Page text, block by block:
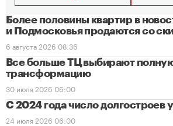
Более половины квартир в
и Подмосковья продаются со
6 августа 2026 08:36
Все больше ТЦ выбирают
трансформацию
30 июля 2026 06:00
С 2024 года число долгостроев
24 июля 2026 06:00